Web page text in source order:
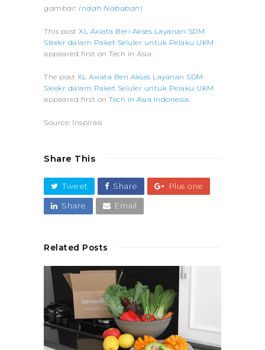
gambar: Indah Nababan )
This post XL Axiata Beri Akses Layanan SDM
Sleekr dalam Paket Seluler untuk Pelaku UKM
appeared first on Tech in Asia.
The post XL Axiata Beri Akses Layanan SDM
Sleekr dalam Paket Seluler untuk Pelaku UKM
appeared first on Tech in Asia Indonesia
Source: Inspirasi
Share This
Tweet Share Plus one
Share Email
Related Posts